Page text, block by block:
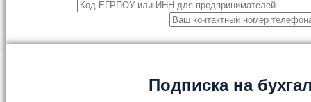
Подписка на